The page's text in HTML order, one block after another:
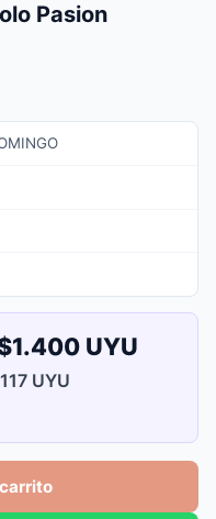
Pasion
UYU
UYU